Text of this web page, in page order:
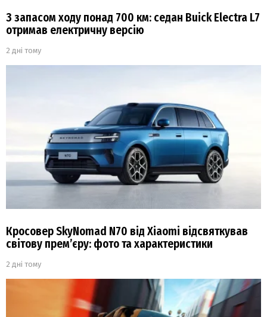
З запасом ходу понад 700 км: седан Buick Electra L7
отримав електричну версію
2 дні тому
Кросовер SkyNomad N70 від Xiaomi відсвяткував
світову прем’єру: фото та характеристики
2 дні тому